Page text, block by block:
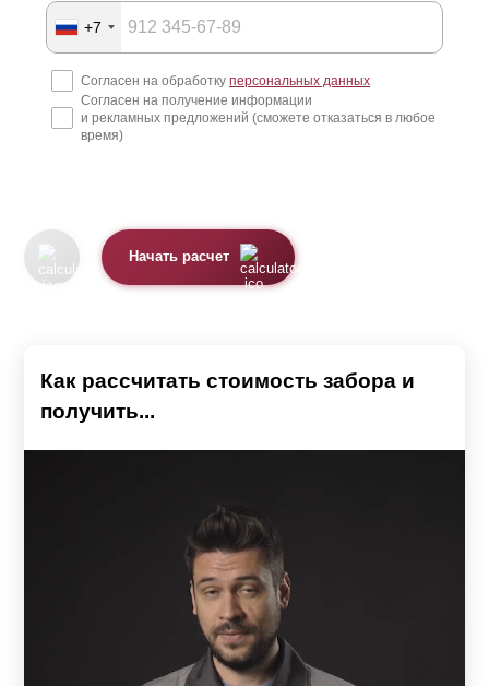
+7
Согласен на обработку персональных данных
Согласен на получение информации
и рекламных предложений (сможете отказаться в любое
время)
Начать расчет
Как рассчитать стоимость забора и
получить...